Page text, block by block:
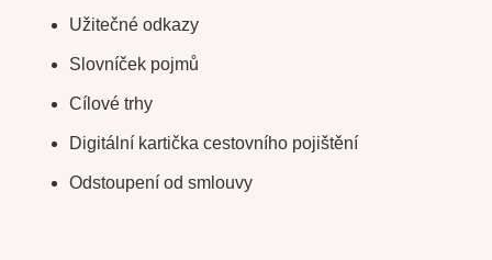
Užitečné odkazy
Slovníček pojmů
Cílové trhy
Digitální kartička cestovního pojištění
Odstoupení od smlouvy